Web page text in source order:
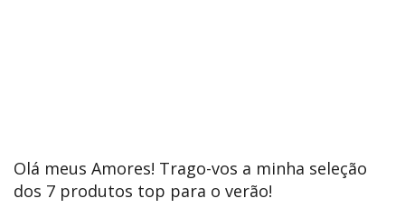
Olá meus Amores! Trago-vos a minha seleção
dos 7 produtos top para o verão!